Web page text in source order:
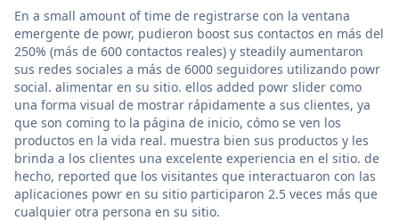
En a small amount of time de registrarse con la ventana
emergente de powr, pudieron boost sus contactos en más del
250% (más de 600 contactos reales) y steadily aumentaron
sus redes sociales a más de 6000 seguidores utilizando powr
social. alimentar en su sitio. ellos added powr slider como
una forma visual de mostrar rápidamente a sus clientes, ya
que son coming to la página de inicio, cómo se ven los
productos en la vida real. muestra bien sus productos y les
brinda a los clientes una excelente experiencia en el sitio. de
hecho, reported que los visitantes que interactuaron con las
aplicaciones powr en su sitio participaron 2.5 veces más que
cualquier otra persona en su sitio.